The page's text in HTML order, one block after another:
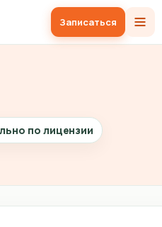
Записаться
по лицензии